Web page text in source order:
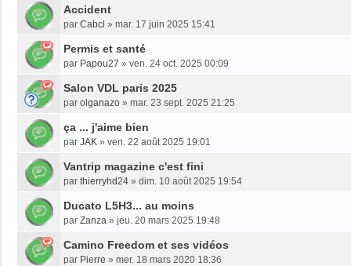
Accident
par Cabcl » mar. 17 juin 2025 15:41
Permis et santé
par Papou27 » ven. 24 oct. 2025 00:09
Salon VDL paris 2025
par olganazo » mar. 23 sept. 2025 21:25
ça ... j'aime bien
par JAK » ven. 22 août 2025 19:01
Vantrip magazine c'est fini
par thierryhd24 » dim. 10 août 2025 19:54
Ducato L5H3... au moins
par Zanza » jeu. 20 mars 2025 19:48
Camino Freedom et ses vidéos
par Pierre » mer. 18 mars 2020 18:36